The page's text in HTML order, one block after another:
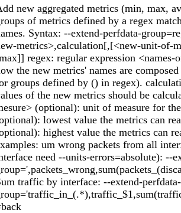
new aggregated metrics (min, max,
of metrics defined by a regex
Syntax: --extend-perfdata-
metrics>,calculation[,[<new-unit-of-
regex: regular expression <names-
the new metrics' names are
groups defined by () in regex).
of the new metrics should be
(optional): unit of measure for
lowest value the metrics can
highest value the metrics can
um wrong packets from all
need --units-errors=absolute): --
traffic by interface: --extend-perfdata-